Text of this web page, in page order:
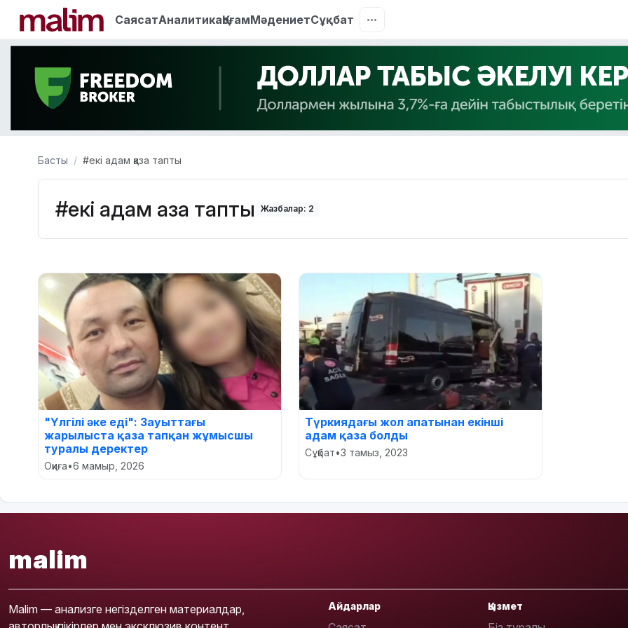
СаясатАналитикаҚоғамМәдениетСұқбат
Басты #екі адам қаза тапты
#екі адам қаза тапты Жазбалар: 2
"Үлгілі әке еді": Зауыттағы
жарылыста қаза тапқан жұмысшы
туралы деректер
Оқиға•6 мамыр, 2026
Түркиядағы жол апатынан екінші
адам қаза болды
Сұқбат•3 тамыз, 2023
malim
Malim — анализге негізделген материалдар,
Айдарлар Қызмет